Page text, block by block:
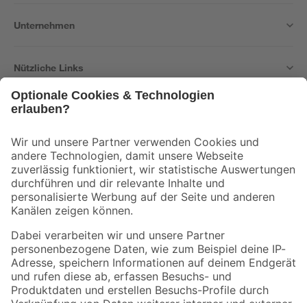
Unternehmen
Nützliche Links
Der toom Newsletter: Keine Angebote und Aktionen mehr verpassen!
Zur Newsletter Anmeldung
Folge uns
Zahlungsarten Versandarten